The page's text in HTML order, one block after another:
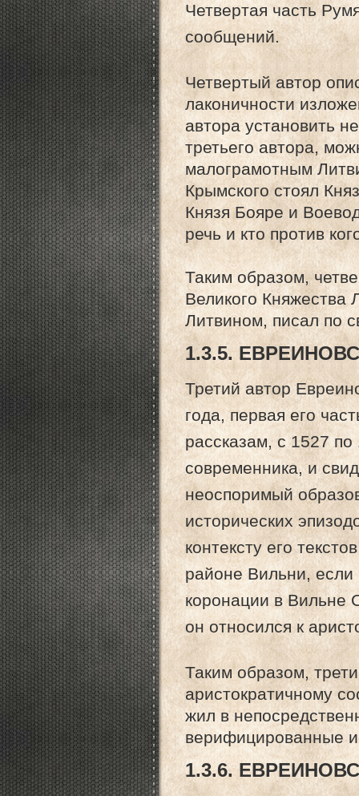
Четвертая часть
сообщений.
Четвертый автор
лаконичности
автора установить
третьего автора,
малограмотным
Крымского стоял
Князя Бояре и
речь и кто против
Таким образом,
Великого Княжества
Литвином, писал по
1.3.5.
Третий автор
года, первая его
рассказам, с 1527
современника, и
неоспоримый
исторических
контексту его
районе Вильни, если
коронации в Вильне
он относился к
Таким образом,
аристократичному
жил в
верифицированные
1.3.6.